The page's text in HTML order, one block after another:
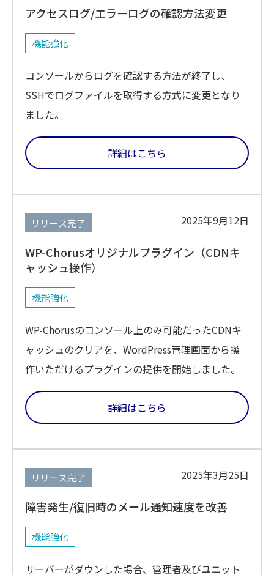
アクセスログ/エラーログの確認方法変更
機能強化
コンソールからログを確認する方法が終了し、
SSHでログファイルを取得する方式に変更となり
ました。
詳細はこちら
リリース完了 2025年9月12日
WP-Chorusオリジナルプラグイン（CDNキ
ャッシュ操作）
機能強化
WP-Chorusのコンソール上のみ可能だったCDNキ
ャッシュのクリアを、WordPress管理画面から操
作いただけるプラグインの提供を開始しました。
詳細はこちら
リリース完了 2025年3月25日
障害発生/復旧時のメール通知速度を改善
機能強化
サーバーがダウンした場合、管理者及びユニット